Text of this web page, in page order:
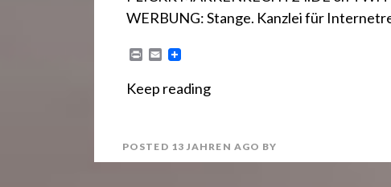
WERBUNG: Stange. Kanzlei für
P
n
E
i
Keep reading
POSTED 13 JAHREN AGO BY